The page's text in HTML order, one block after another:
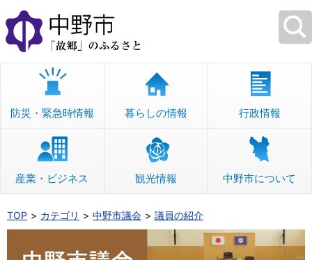
本
文
へ
移
防災・緊急時情報 暮らしの情報 行政情報
産業・ビジネス 観光情報 中野市について
TOP カテゴリ 中野市議会 議員の紹介